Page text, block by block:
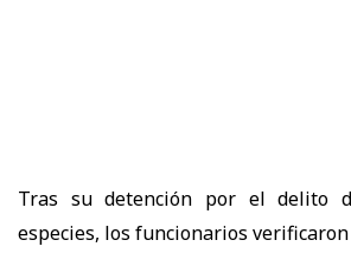
Tras su detención por el delito
especies, los funcionarios